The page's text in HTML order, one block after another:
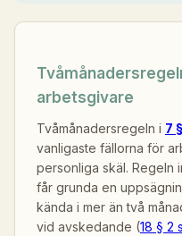
arbetsgivare
Tvåmånadersregeln i 7
vanligaste fällorna för
personliga skäl. Regeln
får grunda en
kända i mer än två
vid avskedande (18 § 2